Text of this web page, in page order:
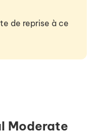
de reprise à ce
Moderate